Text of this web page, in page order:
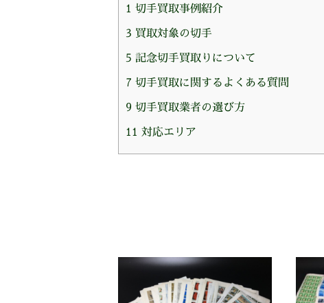
1 切手買取事例紹介
3 買取対象の切手
5 記念切手買取りについて
7 切手買取に関するよくある質問
9 切手買取業者の選び方
11 対応エリア